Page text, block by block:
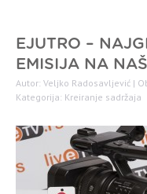
EJUTRO –
EMISIJA NA
Autor: Veljko Radosavljević |
Kategorija: Kreiranje sadržaja